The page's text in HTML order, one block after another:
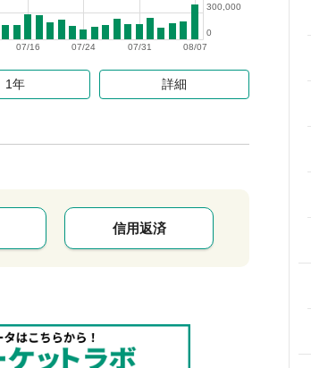
08/07
07/31
07/24
07/16
0
300,000
1年 詳細
信用返済